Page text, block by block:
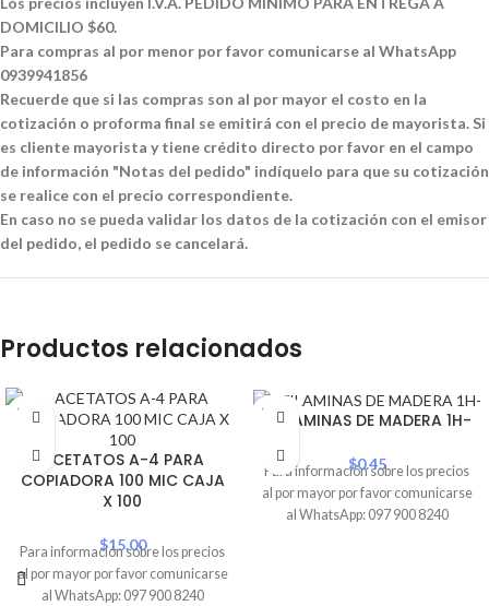
DOMICILIO $60.
Para compras al por menor por favor comunicarse al WhatsApp
0939941856
Recuerde que si las compras son al por mayor el costo en la
cotización o proforma final se emitirá con el precio de mayorista. Si
es cliente mayorista y tiene crédito directo por favor en el campo
de información "Notas del pedido" indíquelo para que su cotización
se realice con el precio correspondiente.
En caso no se pueda validar los datos de la cotización con el emisor
del pedido, el pedido se cancelará.
Productos relacionados
SOLD
OUT
ACETATOS A-4 PARA
COPIADORA 100 MIC CAJA
X 100
$15.00
Para información sobre los precios
al por mayor por favor comunicarse
al WhatsApp: 097 900 8240
SOLD
OUT
AFILAMINAS DE MADERA 1H-
$0.45
Para información sobre los precios
al por mayor por favor comunicarse
al WhatsApp: 097 900 8240